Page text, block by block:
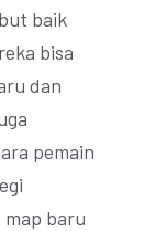
baik
bisa
dan
pemain
map baru